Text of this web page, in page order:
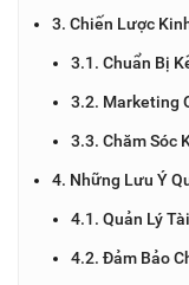
3. Chiến Lược
3.1. Chuẩn Bị
3.2. Marketing
3.3. Chăm Sóc
4. Những Lưu Ý
4.1. Quản Lý
4.2. Đảm Bảo